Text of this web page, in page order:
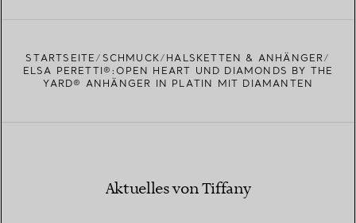
STARTSEITE SCHMUCK
HALSKETTEN & ANHÄNGER
ELSA PERETTI®:OPEN HEART UND DIAMONDS BY THE
YARD® ANHÄNGER IN PLATIN MIT DIAMANTEN
Aktuelles von Tiffany